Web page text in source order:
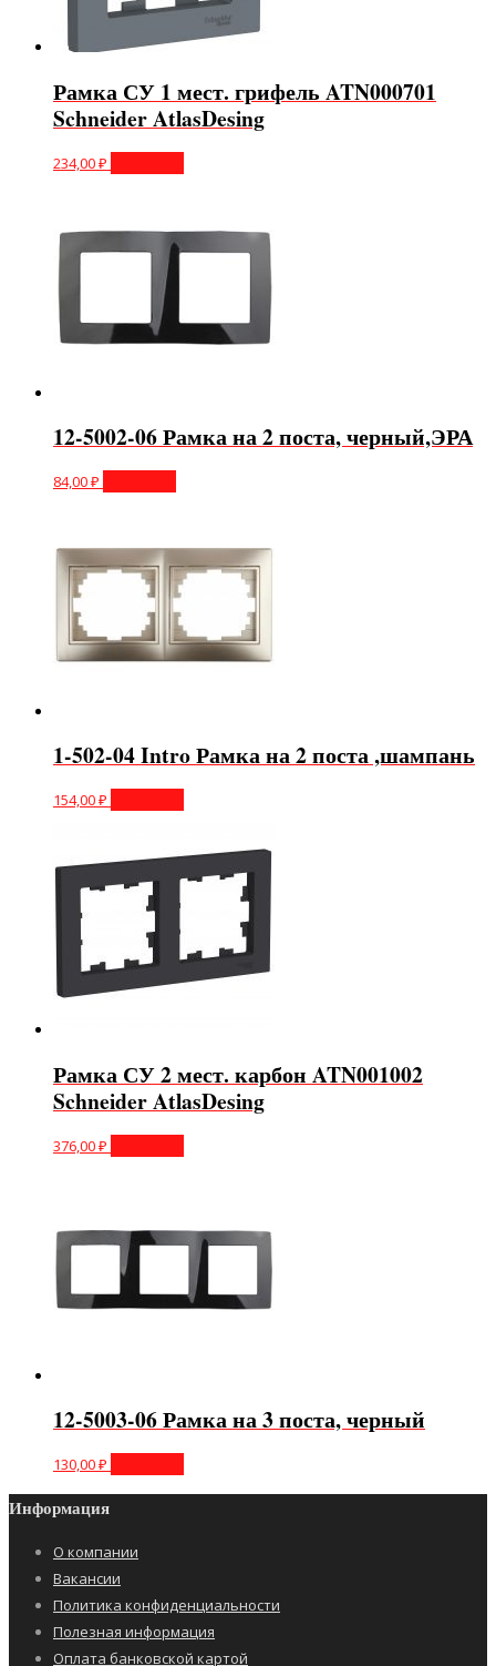
Рамка СУ 1 мест. грифель ATN000701
Schneider AtlasDesing
234,00₽
12-5002-06 Рамка на 2 поста, черный,ЭРА
84,00₽
1-502-04 Intro Рамка на 2 поста ,шампань
154,00₽
Рамка СУ 2 мест. карбон ATN001002
Schneider AtlasDesing
376,00₽
12-5003-06 Рамка на 3 поста, черный
130,00₽
Информация
О компании
Вакансии
Политика конфиденциальности
Полезная информация
Оплата банковской картой